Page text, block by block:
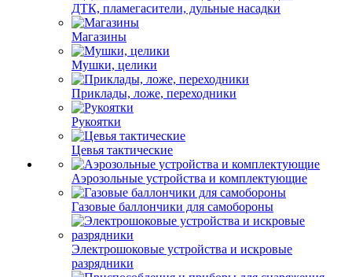
ДТК, пламегасители, дульные насадки
Магазины
Мушки, целики
Приклады, ложе, переходники
Рукоятки
Цевья тактические
Аэрозольные устройства и комплектующие
Газовые баллончики для самобороны
Электрошоковые устройства и искровые
разрядники